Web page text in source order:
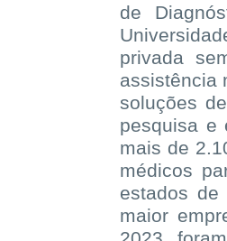
de
privada
assistência
soluções
pesquisa e
mais de
médicos
estados
maior